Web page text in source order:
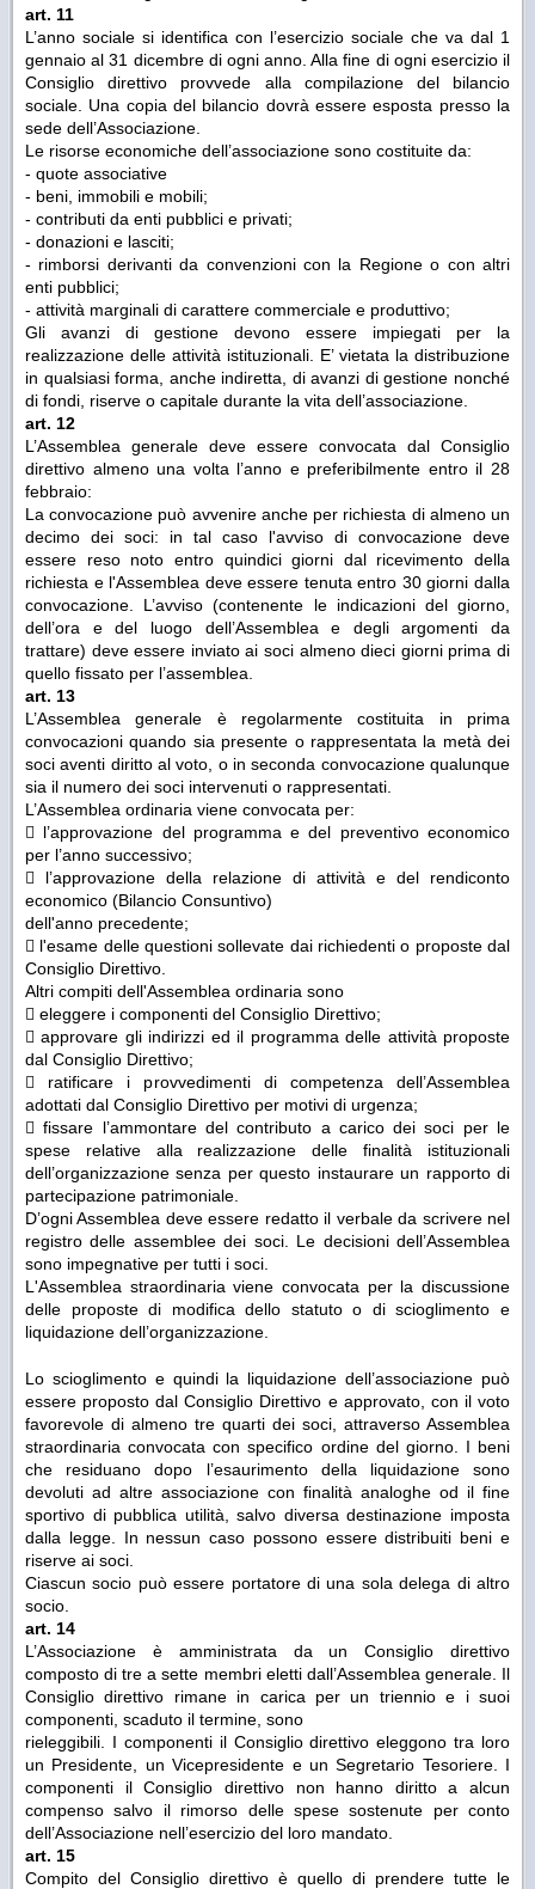
art. 11
L’anno sociale si identifica con l’esercizio sociale che va dal 1
gennaio al 31 dicembre di ogni anno. Alla fine di ogni esercizio il
Consiglio direttivo provvede alla compilazione del bilancio
sociale. Una copia del bilancio dovrà essere esposta presso la
sede dell’Associazione.
Le risorse economiche dell’associazione sono costituite da:
- quote associative
- beni, immobili e mobili;
- contributi da enti pubblici e privati;
- donazioni e lasciti;
- rimborsi derivanti da convenzioni con la Regione o con altri
enti pubblici;
- attività marginali di carattere commerciale e produttivo;
Gli avanzi di gestione devono essere impiegati per la
realizzazione delle attività istituzionali. E’ vietata la distribuzione
in qualsiasi forma, anche indiretta, di avanzi di gestione nonché
di fondi, riserve o capitale durante la vita dell’associazione.
art. 12
L’Assemblea generale deve essere convocata dal Consiglio
direttivo almeno una volta l’anno e preferibilmente entro il 28
febbraio:
La convocazione può avvenire anche per richiesta di almeno un
decimo dei soci: in tal caso l'avviso di convocazione deve
essere reso noto entro quindici giorni dal ricevimento della
richiesta e l'Assemblea deve essere tenuta entro 30 giorni dalla
convocazione. L’avviso (contenente le indicazioni del giorno,
dell’ora e del luogo dell’Assemblea e degli argomenti da
trattare) deve essere inviato ai soci almeno dieci giorni prima di
quello fissato per l’assemblea.
art. 13
L’Assemblea generale è regolarmente costituita in prima
convocazioni quando sia presente o rappresentata la metà dei
soci aventi diritto al voto, o in seconda convocazione qualunque
sia il numero dei soci intervenuti o rappresentati.
L’Assemblea ordinaria viene convocata per:
 l’approvazione del programma e del preventivo economico
per l’anno successivo;
 l’approvazione della relazione di attività e del rendiconto
economico (Bilancio Consuntivo)
dell'anno precedente;
 l'esame delle questioni sollevate dai richiedenti o proposte dal
Consiglio Direttivo.
Altri compiti dell'Assemblea ordinaria sono
 eleggere i componenti del Consiglio Direttivo;
 approvare gli indirizzi ed il programma delle attività proposte
dal Consiglio Direttivo;
 ratificare i provvedimenti di competenza dell’Assemblea
adottati dal Consiglio Direttivo per motivi di urgenza;
 fissare l’ammontare del contributo a carico dei soci per le
spese relative alla realizzazione delle finalità istituzionali
dell’organizzazione senza per questo instaurare un rapporto di
partecipazione patrimoniale.
D’ogni Assemblea deve essere redatto il verbale da scrivere nel
registro delle assemblee dei soci. Le decisioni dell’Assemblea
sono impegnative per tutti i soci.
L'Assemblea straordinaria viene convocata per la discussione
delle proposte di modifica dello statuto o di scioglimento e
liquidazione dell’organizzazione.
Lo scioglimento e quindi la liquidazione dell’associazione può
essere proposto dal Consiglio Direttivo e approvato, con il voto
favorevole di almeno tre quarti dei soci, attraverso Assemblea
straordinaria convocata con specifico ordine del giorno. I beni
che residuano dopo l’esaurimento della liquidazione sono
devoluti ad altre associazione con finalità analoghe od il fine
sportivo di pubblica utilità, salvo diversa destinazione imposta
dalla legge. In nessun caso possono essere distribuiti beni e
riserve ai soci.
Ciascun socio può essere portatore di una sola delega di altro
socio.
art. 14
L’Associazione è amministrata da un Consiglio direttivo
composto di tre a sette membri eletti dall’Assemblea generale. Il
Consiglio direttivo rimane in carica per un triennio e i suoi
componenti, scaduto il termine, sono
rieleggibili. I componenti il Consiglio direttivo eleggono tra loro
un Presidente, un Vicepresidente e un Segretario Tesoriere. I
componenti il Consiglio direttivo non hanno diritto a alcun
compenso salvo il rimorso delle spese sostenute per conto
dell’Associazione nell’esercizio del loro mandato.
art. 15
Compito del Consiglio direttivo è quello di prendere tutte le